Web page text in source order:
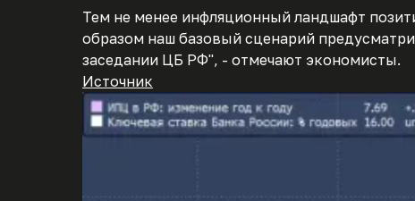
Тем не менее инфляционный ландшафт
образом наш базовый сценарий
заседании ЦБ РФ", - отмечают экономисты.
Источник